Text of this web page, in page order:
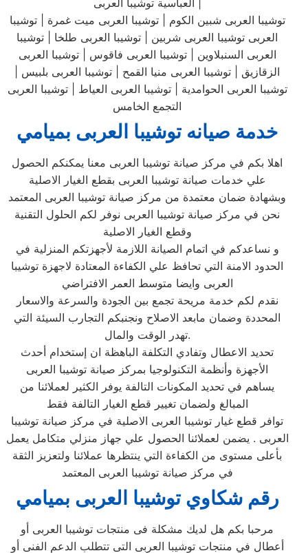
توشيبا العربى شبين الكوم | توشيبا العربى ميت غمرة | توشيبا
العربى توشيبا العربى شربين | توشيبا العربى طلخا | توشيبا
العربى السنبلاوين | توشيبا العربى فاقوس | توشيبا العربى
الزقازيق | توشيبا العربى منيا القمح | توشيبا العربى بلبيس |
توشيبا العربى الحوامدية | توشيبا العربى العياط | توشيبا العربى
التجمع الخامس
خدمة صيانه توشيبا العربى بميامي
اهلا بكم في مركز صيانة توشيبا العربى معنا يمكنكم الحصول
علي خدمات صيانة توشيبا العربى بقطع الغيار الاصلية
وبشهادة ضمان معتمدة من مركز صيانة توشيبا العربى المعتمد
نحن في مركز صيانة توشيبا العربى نوفر لكم الحلول التقنية
وقطع الغيار الاصلية
و نساعدكم في اتمام الصيانة اللازمة لأجهزتكم المنزلية في
الحدود الامنة التي تحافظ علي الكفاءة المعتادة لاجهزة توشيبا
العربى وايضا متوسط العمر الافتراضي
نقدم لكم خدمة مريحة تجمع بين الجودة والسرعة والاسعار
المحددة وضمان مابعد الاصلاح ونجنبكم التجارب السيئة التي
تهدر الوقت والمال.
تحديد الاعطال وتفادي التكلفة الباهظة ان إستخدام أحدث
الأجهزة وأنظمة التكنولوجيا بمركز صيانة توشيبا العربى
يساهم في تحديد المكونات التالفة يوفر الكثير لعملائنا من
المبالغ ولضمان تغيير قطع الغيار التالفة فقط
توافر قطع غيار توشيبا العربى الاصلية في مركز صيانة توشيبا
العربى . يضمن لعملائنا الحصول علي جهاز منزلي متكامل يعمل
بأعلى مستوى من الكفاءة التي ينتظرها عملائنا ولتعزيز الثقة
في مركز صيانة توشيبا العربى المعتمد
رقم شكاوي توشيبا العربى بميامي
مرحبا بكم هل لديك مشكلة فى منتجات توشيبا العربى أو
أعطال في منتجات توشيبا العربى التى تتطلب الدعم الفنى أو